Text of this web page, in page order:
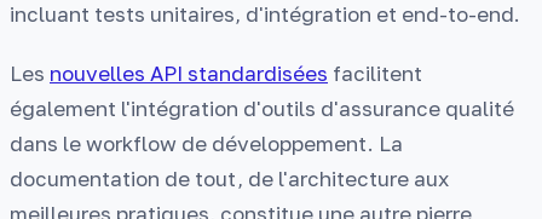
incluant tests unitaires, d'intégration et end-to-end.
Les nouvelles API standardisées facilitent
également l'intégration d'outils d'assurance qualité
dans le workflow de développement. La
documentation de tout, de l'architecture aux
meilleures pratiques, constitue une autre pierre